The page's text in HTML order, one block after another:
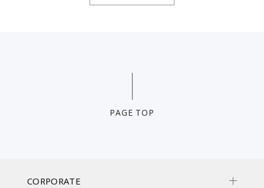
PAGE TOP
CORPORATE